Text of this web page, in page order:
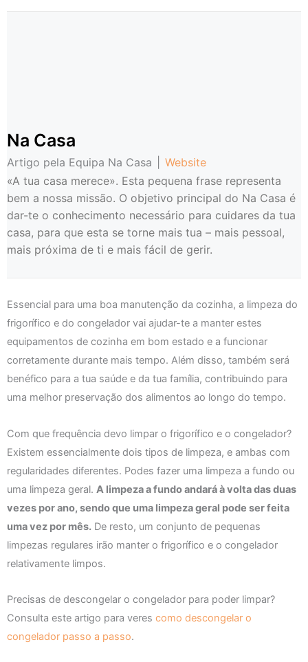
Na Casa
Artigo pela Equipa Na Casa
Website
«A tua casa merece». Esta pequena frase representa
bem a nossa missão. O objetivo principal do Na Casa é
dar-te o conhecimento necessário para cuidares da tua
casa, para que esta se torne mais tua – mais pessoal,
mais próxima de ti e mais fácil de gerir.
Essencial para uma boa manutenção da cozinha, a limpeza do
frigorífico e do congelador vai ajudar-te a manter estes
equipamentos de cozinha em bom estado e a funcionar
corretamente durante mais tempo. Além disso, também será
benéfico para a tua saúde e da tua família, contribuindo para
uma melhor preservação dos alimentos ao longo do tempo.
Com que frequência devo limpar o frigorífico e o congelador?
Existem essencialmente dois tipos de limpeza, e ambas com
regularidades diferentes. Podes fazer uma limpeza a fundo ou
uma limpeza geral. A limpeza a fundo andará à volta das duas
vezes por ano, sendo que uma limpeza geral pode ser feita
uma vez por mês. De resto, um conjunto de pequenas
limpezas regulares irão manter o frigorífico e o congelador
relativamente limpos.
Precisas de descongelar o congelador para poder limpar?
Consulta este artigo para veres como descongelar o
congelador passo a passo.